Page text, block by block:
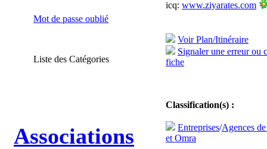
Mot de passe oublié
Liste des Catégories
Associations
icq: www.ziyarates.com
Voir Plan/Itinéraire
Signaler une erreur ou
fiche
Classification(s) :
Entreprises/Agences
et Omra